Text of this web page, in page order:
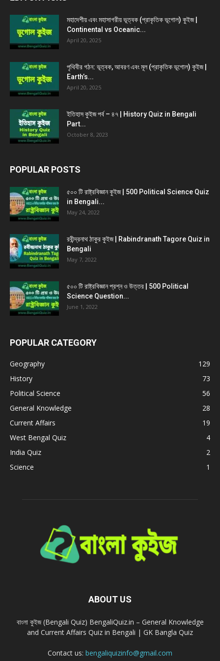
মহাদেশীয় এবং মহাসাগরীয় ভূত্বক (প্রাকৃতিক ভূগোল) কুইজ |
Continental vs Oceanic...
April 20, 2025
পৃথিবীর গঠন: ভূত্বক, আবরণ এবং মূল (প্রাকৃতিক ভূগোল) কুইজ |
Earth’s...
April 20, 2025
ইতিহাস কুইজ পর্ব – ৪৭ | History Quiz in Bengali
Part...
October 8, 2023
POPULAR POSTS
৫০০ টি রাষ্ট্রবিজ্ঞান কুইজ | 500 Political Science Quiz
in Bengali...
May 24, 2022
রবীন্দ্রনাথ ঠাকুর কুইজ | Rabindranath Tagore Quiz in
Bengali
May 7, 2022
৫০০ টি রাষ্ট্রবিজ্ঞান প্রশ্ন ও উত্তর | 500 Political
Science Question...
June 1, 2022
POPULAR CATEGORY
Geography
129
History
73
Political Science
56
General Knowledge
28
Current Affairs
19
West Bengal Quiz
4
India Quiz
2
Science
1
ABOUT US
বাংলা কুইজ (Bengali Quiz) BengaliQuiz.in – General Knowledge
and Current Affairs Quiz in Bengali | GK Bangla Quiz
Contact us: bengaliquizinfo@gmail.com